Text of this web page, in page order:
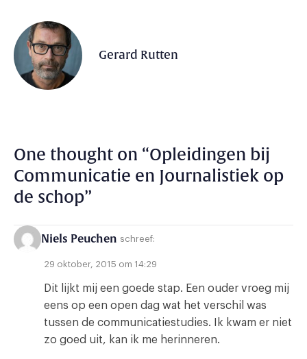
Gerard Rutten
One thought on “Opleidingen bij
Communicatie en Journalistiek op
de schop”
Niels Peuchen schreef:
29 oktober, 2015 om 14:29
Dit lijkt mij een goede stap. Een ouder vroeg mij
eens op een open dag wat het verschil was
tussen de communicatiestudies. Ik kwam er niet
zo goed uit, kan ik me herinneren.